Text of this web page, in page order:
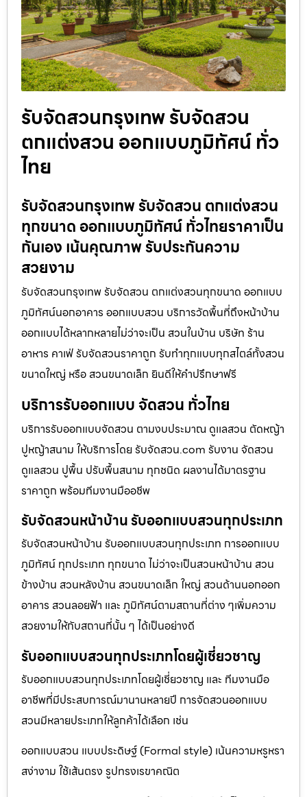
รับจัดสวนกรุงเทพ รับจัดสวน
ตกแต่งสวน ออกแบบภูมิทัศน์ ทั่ว
ไทย
รับจัดสวนกรุงเทพ รับจัดสวน ตกแต่งสวน
ทุกขนาด ออกแบบภูมิทัศน์ ทั่วไทยราคาเป็น
กันเอง เน้นคุณภาพ รับประกันความ
สวยงาม
รับจัดสวนกรุงเทพ รับจัดสวน ตกแต่งสวนทุกขนาด ออกแบบ
ภูมิทัศน์นอกอาคาร ออกแบบสวน บริการวัดพื้นที่ถึงหน้าบ้าน
ออกแบบได้หลากหลายไม่ว่าจะเป็น สวนในบ้าน บริษัท ร้าน
อาหาร คาเฟ่ รับจัดสวนราคาถูก รับทำทุกแบบทุกสไตล์ทั้งสวน
ขนาดใหญ่ หรือ สวนขนาดเล็ก ยินดีให้คำปรึกษาฟรี
บริการรับออกแบบ จัดสวน ทั่วไทย
บริการรับออกแบบจัดสวน ตามงบประมาณ ดูเเลสวน ตัดหญ้า
ปูหญ้าสนาม ให้บริการโดย รับจัดสวน.com รับงาน จัดสวน
ดูแลสวน ปูพื้น ปรับพื้นสนาม ทุกชนิด ผลงานได้มาตรฐาน
ราคาถูก พร้อมทีมงานมืออชีพ
รับจัดสวนหน้าบ้าน รับออกแบบสวนทุกประเภท
รับจัดสวนหน้าบ้าน รับออกแบบสวนทุกประเภท การออกแบบ
ภูมิทัศน์ ทุกประเภท ทุกขนาด ไม่ว่าจะเป็นสวนหน้าบ้าน สวน
ข้างบ้าน สวนหลังบ้าน สวนขนาดเล็ก ใหญ่ สวนด้านนอกออก
อาคาร สวนลอยฟ้า และ ภูมิทัศน์ตามสถานที่ต่าง ๆเพิ่มความ
สวยงามให้กับสถานที่นั้น ๆ ได้เป็นอย่างดี
รับออกแบบสวนทุกประเภทโดยผู้เชี่ยวชาญ
รับออกแบบสวนทุกประเภทโดยผู้เชี่ยวชาญ และ ทีมงานมือ
อาชีพที่มีประสบการณ์มานานหลายปี การจัดสวนออกแบบ
สวนมีหลายประเภทให้ลูกค้าได้เลือก เช่น
ออกแบบสวน แบบประดิษฐ์ (Formal style) เน้นความหรูหรา
สง่างาม ใช้เส้นตรง รูปทรงเรขาคณิต